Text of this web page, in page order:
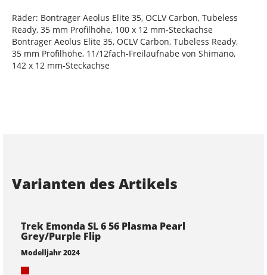
Räder: Bontrager Aeolus Elite 35, OCLV Carbon, Tubeless
Ready, 35 mm Profilhöhe, 100 x 12 mm-Steckachse
Bontrager Aeolus Elite 35, OCLV Carbon, Tubeless Ready,
35 mm Profilhöhe, 11/12fach-Freilaufnabe von Shimano,
142 x 12 mm-Steckachse
Varianten des Artikels
Trek Emonda SL 6 56 Plasma Pearl
Grey/Purple Flip
Modelljahr 2024